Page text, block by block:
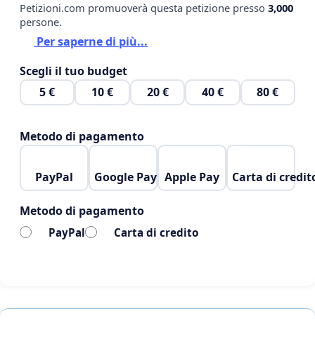
Petizioni.com promuoverà questa petizione presso 3,000
persone.
Per saperne di più...
Scegli il tuo budget
5 €
10 € 20 € 40 € 80 €
Metodo di pagamento
PayPal Google Pay Apple Pay Carta di
Metodo di pagamento
PayPal Carta di credito